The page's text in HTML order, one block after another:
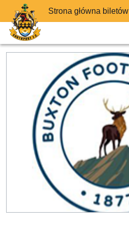
Strona główna biletów